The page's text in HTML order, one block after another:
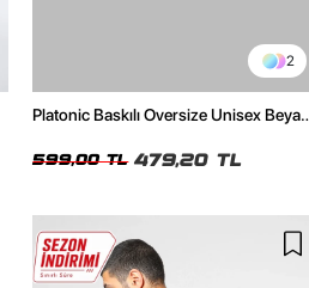
2
Platonic Baskılı Oversize Unisex Beyaz
599,00 TL 479,20 TL